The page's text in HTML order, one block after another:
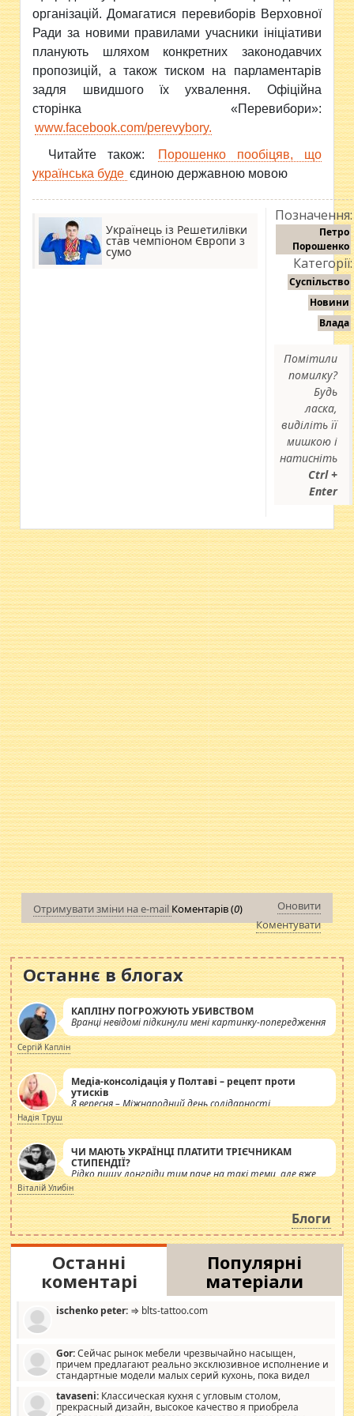
організацій. Домагатися перевиборів Верховної
Ради за новими правилами учасники ініціативи
планують шляхом конкретних законодавчих
пропозицій, а також тиском на парламентарів
задля швидшого їх ухвалення. Офіційна
сторінка «Перевибори»:
www.facebook.com/perevybory.
Читайте також:
Порошенко пообіцяв, що
українська буде єдиною державною мовою
Українець із Решетилівки
став чемпіоном Європи з
сумо
Позначення:
Петро
Порошенко
Категорії:
Суспільство
Новини
Влада
Помітили
помилку?
Будь
ласка,
виділіть її
мишкою і
натисніть
Ctrl +
Enter
Отримувати зміни на e-mail Коментарів (0)
Оновити
Коментувати
Останнє в блогах
КАПЛІНУ ПОГРОЖУЮТЬ УБИВСТВОМ
Вранці невідомі підкинули мені картинку-попередження
Сергій Каплін
Медіа-консолідація у Полтаві – рецепт проти
утисків
8 вересня – Міжнародний день солідарності
журналістів.
Надія Труш
ЧИ МАЮТЬ УКРАЇНЦІ ПЛАТИТИ ТРІЄЧНИКАМ
СТИПЕНДІЇ?
Рідко пишу лонгріди тим паче на такі теми, але вже
просто дістало! Обурюють сьогоднішні інсенуації
навколо стипендіального питання. Штучно
роздувається ще одна соціальна катастрофа.
Віталій Улибін
Блоги
Останні
коментарі
Популярні
матеріали
ischenko peter: ⇒ blts-tattoo.com
Gor:Сейчас рынок мебели чрезвычайно насыщен,
причем предлагают реально эксклюзивное исполнение и
стандартные модели малых серий кухонь, пока видел
стандартные формы, в MebelOk, креативненько и что главное -
со вкусом все в порядке, без ненужных наворотов удорожающих
tavaseni: Классическая кухня с угловым столом,
прекрасный дизайн, высокое качество я приобрела